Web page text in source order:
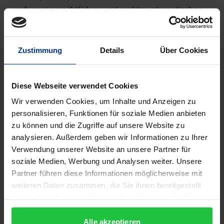
Zustimmung Details Über Cookies
Diese Webseite verwendet Cookies
Wir verwenden Cookies, um Inhalte und Anzeigen zu
personalisieren, Funktionen für soziale Medien anbieten
zu können und die Zugriffe auf unsere Website zu
analysieren. Außerdem geben wir Informationen zu Ihrer
Verwendung unserer Website an unsere Partner für
soziale Medien, Werbung und Analysen weiter. Unsere
Partner führen diese Informationen möglicherweise mit
weiteren Daten zusammen, die Sie ihnen bereitgestellt
gesammelt haben.
Alle akzeptieren
verfassungsrechtlichen und rechtssystematischen
Grundlagen ermöglichen ein vertieftes Verständnis
der Entwicklung des Tierschutzes und des
Tierschutzrechts.
Höchste Expertise
Richter:innen, Staatsanwaltschaften,
Amtsveterinär:innen, Justiziar:innen der
Jagdverbände, Praktiker:innen in den unteren
Naturschutzbehörden, Naturschutzverbände,
Schlacht- und Zuchtbetriebe, Betreiber von
Tierheimen sowie Tierschutzorganisationen.
Die Herausgeber
Prof. Dr. Johannes Casparist Rechtsphilosoph und